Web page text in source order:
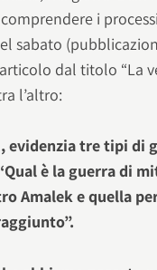
i
sabato
dal titolo “La
l’altro:
evidenzia tre tipi di
è la guerra di
Amalek e quella